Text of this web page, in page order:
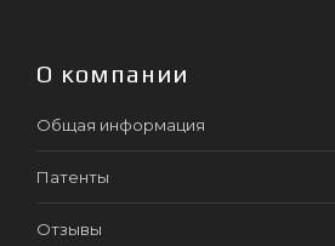
О компании
Общая информация
Патенты
Отзывы